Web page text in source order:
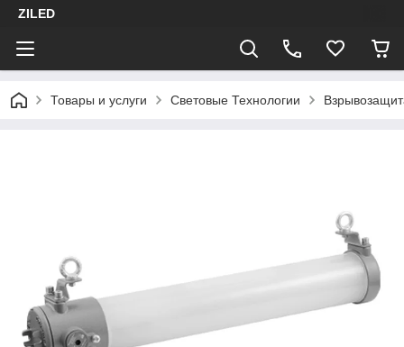
ZILED
Товары и услуги Световые Технологии